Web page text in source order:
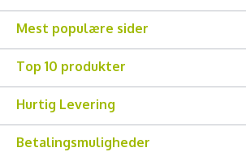
Mest populære sider
Top 10 produkter
Hurtig Levering
Betalingsmuligheder